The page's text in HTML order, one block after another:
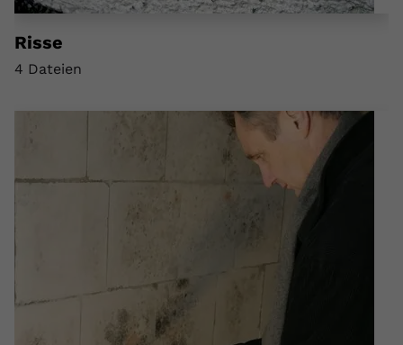
Risse
4 Dateien